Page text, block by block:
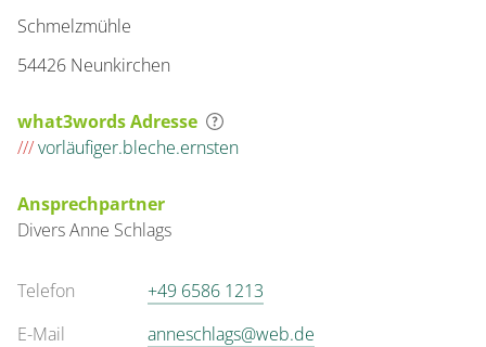
Schmelzmühle
54426 Neunkirchen
what3words Adresse
///vorläufiger.bleche.ernsten
Ansprechpartner
DiversAnne Schlags
Telefon
+49 6586 1213
E-Mail
anneschlags@web.de